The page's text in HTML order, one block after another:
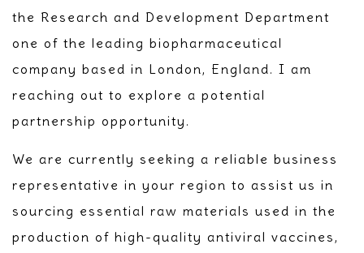
the Research and Development Department
one of the leading biopharmaceutical
company based in London, England. I am
reaching out to explore a potential
partnership opportunity.
We are currently seeking a reliable business
representative in your region to assist us in
sourcing essential raw materials used in the
production of high-quality antiviral vaccines,